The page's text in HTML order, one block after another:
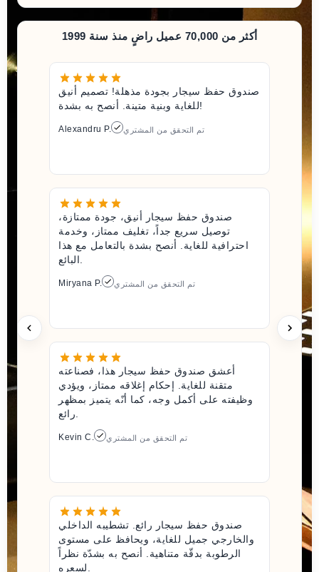
أكثر من 70,000 عميل راضٍ منذ سنة 1999
صندوق حفظ سيجار بجودة مذهلة! تصميم أنيق
للغاية وبنية متينة. أنصح به بشدة!
Alexandru P. تم التحقق من المشتري
صندوق حفظ سيجار أنيق، جودة ممتازة،
توصيل سريع جداً، تغليف ممتاز، وخدمة
احترافية للغاية. أنصح بشدة بالتعامل مع هذا
Miryana P. تم التحقق من المشتري
أعشق صندوق حفظ سيجار هذا، فصناعته
متقنة للغاية. إحكام إغلاقه ممتاز، ويؤدي
وظيفته على أكمل وجه، كما أنّه يتميز بمظهر
Kevin C. تم التحقق من المشتري
صندوق حفظ سيجار رائع. تشطيبه الداخلي
والخارجي جميل للغاية، ويحافظ على مستوى
الرطوبة بدقّة متناهية. أنصح به بشدّة نظراً